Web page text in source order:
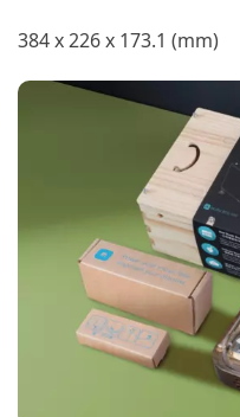
384 x 226 x 173.1 (mm)